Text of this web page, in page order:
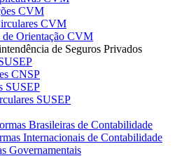
CVM
CVM
de Orientação CVM
de Seguros Privados
CNSP
SUSEP
SUSEP
Brasileiras de Contabilidade
Internacionais de Contabilidade
Governamentais